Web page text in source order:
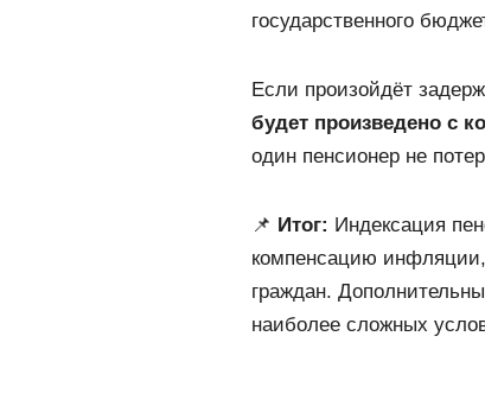
государственного
Если произойдёт
будет произведено с
один пенсионер не
📌 Итог: Индексация
компенсацию
граждан.
наиболее сложных